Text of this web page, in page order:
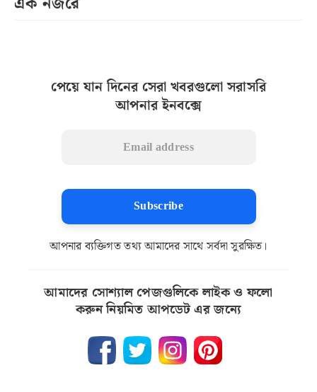
পেয়ে যান দিনের সেরা খবরগুলো সরাসরি
আপনার ইনবক্সে
Subscribe
আপনার ব্যক্তিগত তথ্য আমাদের সাথে সর্বদা সুরক্ষিত।
আমাদের সোশ্যাল পেজগুলিকে লাইক ও ফলো
করুন নিয়মিত আপডেট এর জন্যে